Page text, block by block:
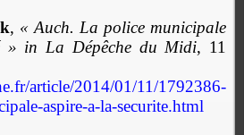
, « Auch. La police municipale
» in La Dépêche du Midi, 11
article/2014/01/11/1792386-
aspire-a-la-securite.html